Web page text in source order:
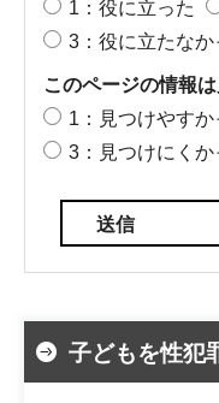
1：役に立った
3：役に立たなか
このページの情報
1：見つけやすか
3：見つけにくか
子どもを性犯